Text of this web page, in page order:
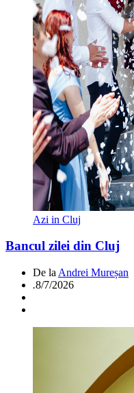
Azi in Cluj
Bancul zilei din Cluj
De la Andrei Mureșan
.8/7/2026